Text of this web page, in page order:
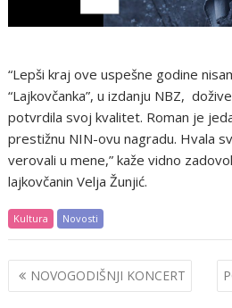
“Lepši kraj ove uspešne godine
“Lajkovčanka”, u izdanju NBZ,
potvrdila svoj kvalitet. Roman je
prestižnu NIN-ovu nagradu. Hvala
verovali u mene,” kaže vidno
lajkovčanin Velja Žunjić.
Kultura Novosti
Post
navigation
NOVOGODIŠNJI KONCERT